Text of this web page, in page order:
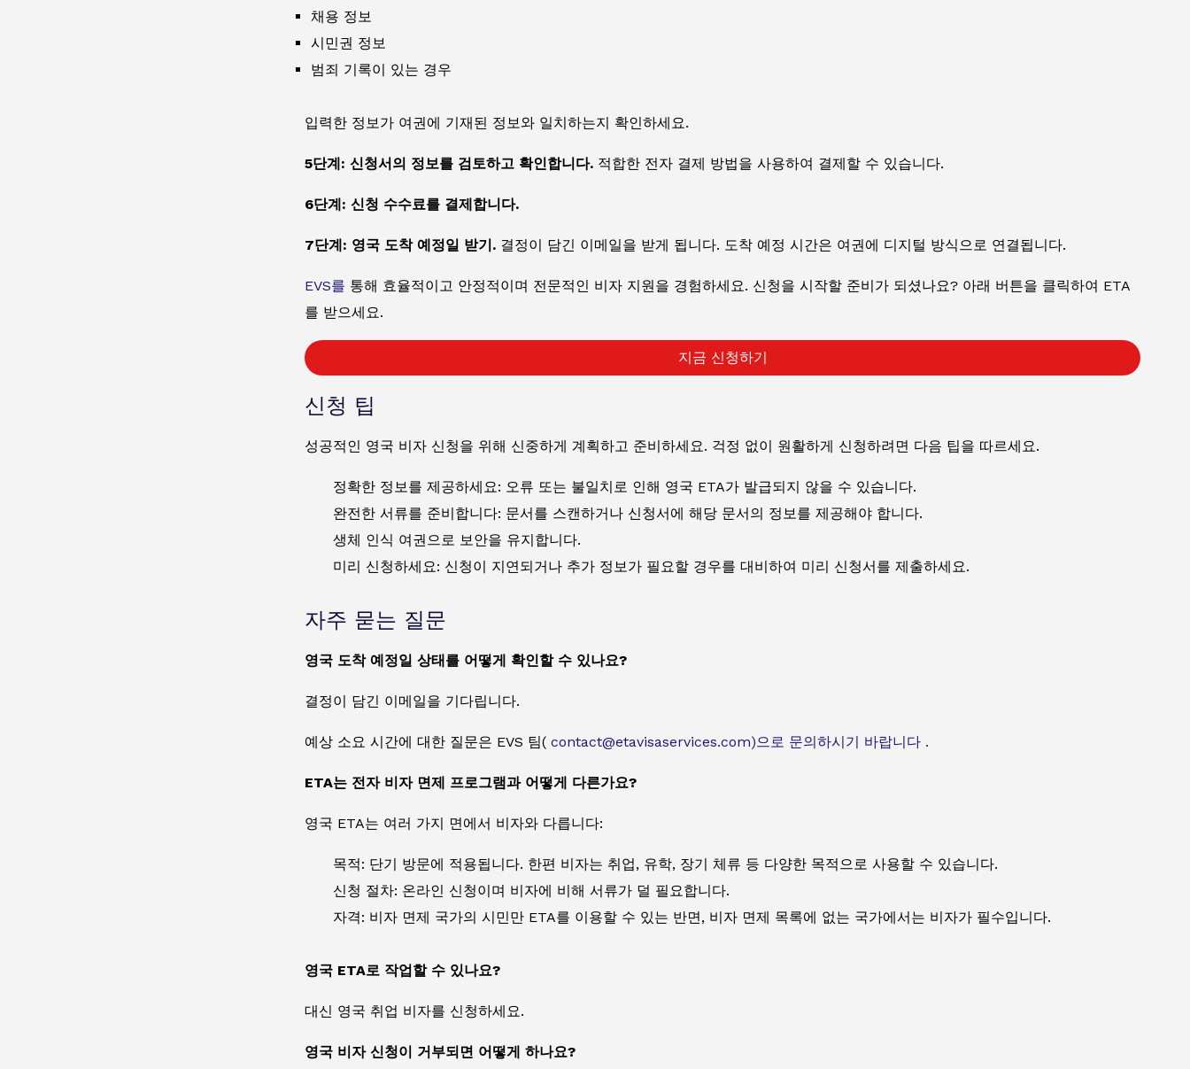
채용 정보
시민권 정보
범죄 기록이 있는 경우
입력한 정보가 여권에 기재된 정보와 일치하는지 확인하세요.
5단계: 신청서의 정보를 검토하고 확인합니다. 적합한 전자 결제 방법을 사용하여 결제할 수 있습니다.
6단계: 신청 수수료를 결제합니다.
7단계: 영국 도착 예정일 받기. 결정이 담긴 이메일을 받게 됩니다. 도착 예정 시간은 여권에 디지털 방식으로 연결됩니다.
EVS를 통해 효율적이고 안정적이며 전문적인 비자 지원을 경험하세요. 신청을 시작할 준비가 되셨나요? 아래 버튼을 클릭하여 ETA
를 받으세요.
지금 신청하기
신청 팁
성공적인 영국 비자 신청을 위해 신중하게 계획하고 준비하세요. 걱정 없이 원활하게 신청하려면 다음 팁을 따르세요.
정확한 정보를 제공하세요: 오류 또는 불일치로 인해 영국 ETA가 발급되지 않을 수 있습니다.
완전한 서류를 준비합니다: 문서를 스캔하거나 신청서에 해당 문서의 정보를 제공해야 합니다.
생체 인식 여권으로 보안을 유지합니다.
미리 신청하세요: 신청이 지연되거나 추가 정보가 필요할 경우를 대비하여 미리 신청서를 제출하세요.
자주 묻는 질문
영국 도착 예정일 상태를 어떻게 확인할 수 있나요?
결정이 담긴 이메일을 기다립니다.
예상 소요 시간에 대한 질문은 EVS 팀( contact@etavisaservices.com)으로 문의하시기 바랍니다 .
ETA는 전자 비자 면제 프로그램과 어떻게 다른가요?
영국 ETA는 여러 가지 면에서 비자와 다릅니다:
목적: 단기 방문에 적용됩니다. 한편 비자는 취업, 유학, 장기 체류 등 다양한 목적으로 사용할 수 있습니다.
신청 절차: 온라인 신청이며 비자에 비해 서류가 덜 필요합니다.
자격: 비자 면제 국가의 시민만 ETA를 이용할 수 있는 반면, 비자 면제 목록에 없는 국가에서는 비자가 필수입니다.
영국 ETA로 작업할 수 있나요?
대신 영국 취업 비자를 신청하세요.
영국 비자 신청이 거부되면 어떻게 하나요?